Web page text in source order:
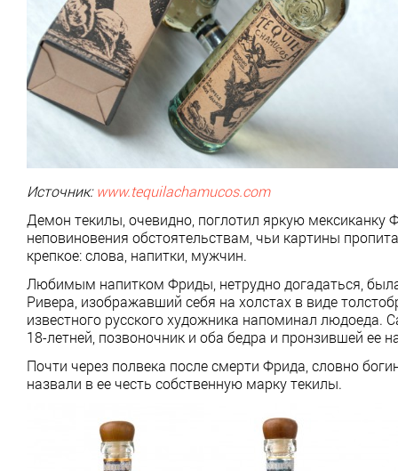
Источник:www.tequilachamucos.com
Демон текилы, очевидно, поглотил яркую
неповиновения обстоятельствам, чьи картины
крепкое: слова, напитки, мужчин.
Любимым напитком Фриды, нетрудно догадаться,
Ривера, изображавший себя на холстах в виде
известного русского художника напоминал людоеда.
18-летней, позвоночник и оба бедра и пронзившей ее
Почти через полвека после смерти Фрида, словно
назвали в ее честь собственную марку текилы.